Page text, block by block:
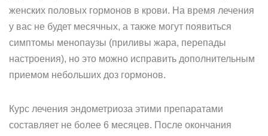
женских половых гормонов в крови. На время лечения
у вас не будет месячных, а также могут появиться
симптомы менопаузы (приливы жара, перепады
настроения), но это можно исправить дополнительным
приемом небольших доз гормонов.
Курс лечения эндометриоза этими препаратами
составляет не более 6 месяцев. После окончания